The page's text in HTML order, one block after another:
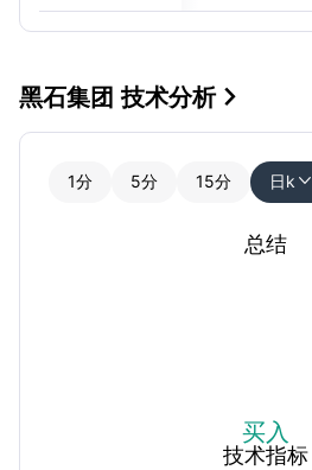
黑石集团 技术分析 
1分 5分 15分 日k 
技术指标
总结
买入